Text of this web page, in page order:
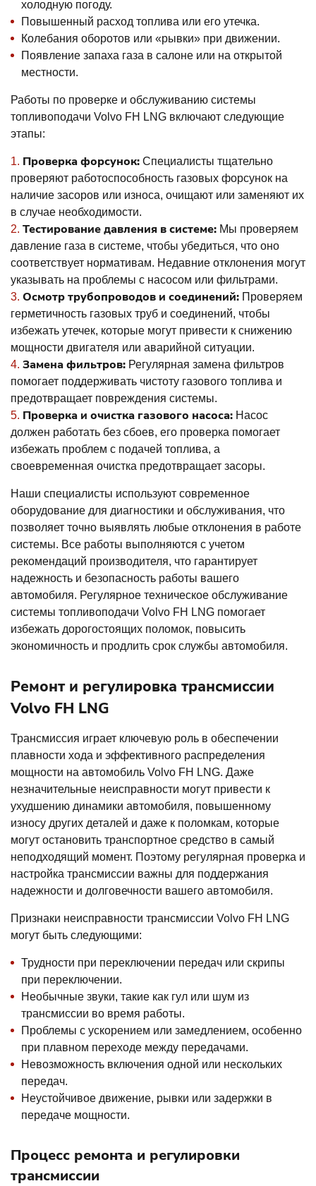
холодную погоду.
Повышенный расход топлива или его утечка.
Колебания оборотов или «рывки» при движении.
Появление запаха газа в салоне или на открытой
местности.
Работы по проверке и обслуживанию системы
топливоподачи Volvo FH LNG включают следующие
этапы:
Проверка форсунок: Специалисты тщательно
проверяют работоспособность газовых форсунок на
наличие засоров или износа, очищают или заменяют их
в случае необходимости.
Тестирование давления в системе: Мы проверяем
давление газа в системе, чтобы убедиться, что оно
соответствует нормативам. Недавние отклонения могут
указывать на проблемы с насосом или фильтрами.
Осмотр трубопроводов и соединений: Проверяем
герметичность газовых труб и соединений, чтобы
избежать утечек, которые могут привести к снижению
мощности двигателя или аварийной ситуации.
Замена фильтров: Регулярная замена фильтров
помогает поддерживать чистоту газового топлива и
предотвращает повреждения системы.
Проверка и очистка газового насоса: Насос
должен работать без сбоев, его проверка помогает
избежать проблем с подачей топлива, а
своевременная очистка предотвращает засоры.
Наши специалисты используют современное
оборудование для диагностики и обслуживания, что
позволяет точно выявлять любые отклонения в работе
системы. Все работы выполняются с учетом
рекомендаций производителя, что гарантирует
надежность и безопасность работы вашего
автомобиля. Регулярное техническое обслуживание
системы топливоподачи Volvo FH LNG помогает
избежать дорогостоящих поломок, повысить
экономичность и продлить срок службы автомобиля.
Ремонт и регулировка трансмиссии
Volvo FH LNG
Трансмиссия играет ключевую роль в обеспечении
плавности хода и эффективного распределения
мощности на автомобиль Volvo FH LNG. Даже
незначительные неисправности могут привести к
ухудшению динамики автомобиля, повышенному
износу других деталей и даже к поломкам, которые
могут остановить транспортное средство в самый
неподходящий момент. Поэтому регулярная проверка и
настройка трансмиссии важны для поддержания
надежности и долговечности вашего автомобиля.
Признаки неисправности трансмиссии Volvo FH LNG
могут быть следующими:
Трудности при переключении передач или скрипы
при переключении.
Необычные звуки, такие как гул или шум из
трансмиссии во время работы.
Проблемы с ускорением или замедлением, особенно
при плавном переходе между передачами.
Невозможность включения одной или нескольких
передач.
Неустойчивое движение, рывки или задержки в
передаче мощности.
Процесс ремонта и регулировки
трансмиссии